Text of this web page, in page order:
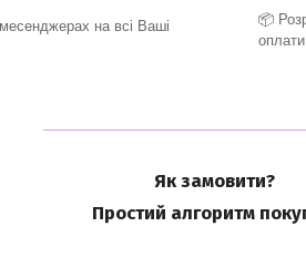
на всі Ваші
📦
Як замовити?
Простий алгоритм